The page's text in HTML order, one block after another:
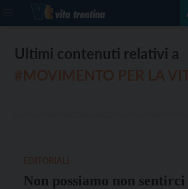
Ultimi contenuti relativi a
Non possiamo non sentirci